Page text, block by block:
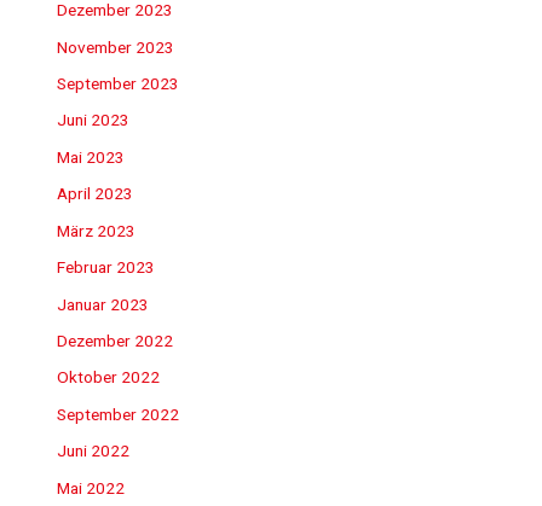
Dezember 2023
November 2023
September 2023
Juni 2023
Mai 2023
April 2023
März 2023
Februar 2023
Januar 2023
Dezember 2022
Oktober 2022
September 2022
Juni 2022
Mai 2022